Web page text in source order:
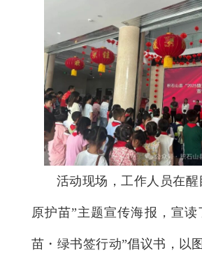
活动现场，工作人员在醒
原护苗”主题宣传海报，宣读
苗・绿书签行动”倡议书，以